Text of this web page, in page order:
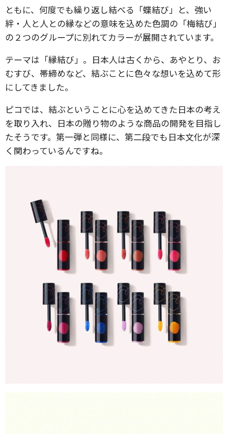
ともに、何度でも繰り返し結べる「蝶結び」と、強い
絆・人と人との縁などの意味を込めた色調の「梅結び」
の２つのグループに別れてカラーが展開されています。
テーマは「縁結び」。日本人は古くから、あやとり、お
むすび、帯締めなど、結ぶことに色々な想いを込めて形
にしてきました。
ピコでは、結ぶということに心を込めてきた日本の考え
を取り入れ、日本の贈り物のような商品の開発を目指し
たそうです。第一弾と同様に、第二段でも日本文化が深
く関わっているんですね。